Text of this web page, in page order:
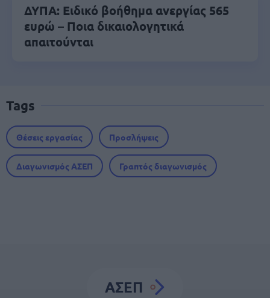
ΔΥΠΑ: Ειδικό βοήθημα ανεργίας 565
ευρώ – Ποια δικαιολογητικά
απαιτούνται
Tags
Θέσεις εργασίας Προσλήψεις
Διαγωνισμός ΑΣΕΠ Γραπτός διαγωνισμός
ΑΣΕΠ